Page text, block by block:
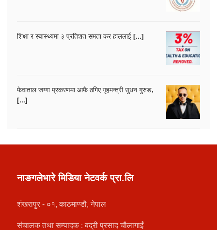
शिक्षा र स्वास्थ्यमा ३ प्रतिशत समता कर हाललाई [...]
फेवाताल जग्गा प्रकरणमा आफै ठगिए गृहमन्त्री सुधन गुरुङ,
[...]
नाङगलेभारे मिडिया नेटवर्क प्रा.लि
शंखरापुर - ०१, काठमाण्डौ, नेपाल
संचालक तथा सम्पादक : बद्री प्रसाद चौलागाईं